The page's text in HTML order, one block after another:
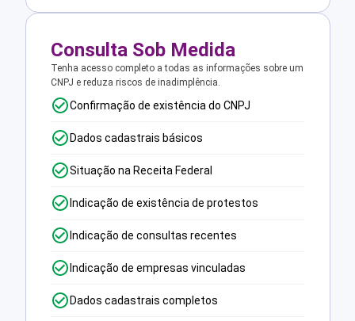
Consulta Sob Medida
Tenha acesso completo a todas as informações sobre um
CNPJ e reduza riscos de inadimplência.
Confirmação de existência do CNPJ
Dados cadastrais básicos
Situação na Receita Federal
Indicação de existência de protestos
Indicação de consultas recentes
Indicação de empresas vinculadas
Dados cadastrais completos